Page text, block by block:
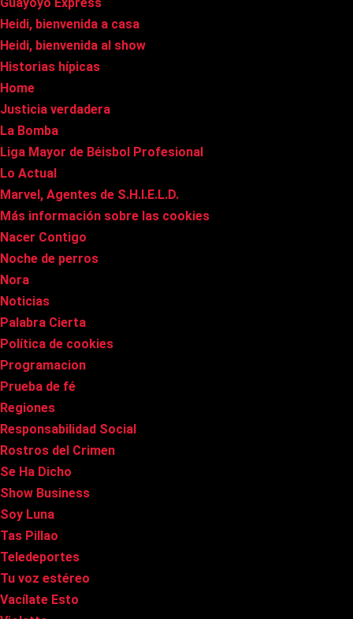
Heidi, bienvenida a casa
Heidi, bienvenida al show
Historias hípicas
Home
Justicia verdadera
La Bomba
Liga Mayor de Béisbol Profesional
Lo Actual
Marvel, Agentes de S.H.I.E.L.D.
Más información sobre las cookies
Nacer Contigo
Noche de perros
Nora
Noticias
Palabra Cierta
Política de cookies
Programacion
Prueba de fé
Regiones
Responsabilidad Social
Rostros del Crimen
Se Ha Dicho
Show Business
Soy Luna
Tas Pillao
Teledeportes
Tu voz estéreo
Vacílate Esto